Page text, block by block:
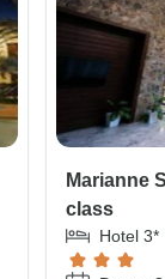
Marianne
class
Hotel 3*